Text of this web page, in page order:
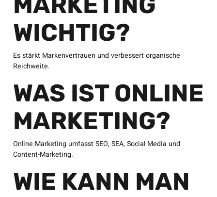
WICHTIG?
Es stärkt Markenvertrauen und verbessert organische
Reichweite.
WAS IST ONLINE
MARKETING?
Online Marketing umfasst SEO, SEA, Social Media und
Content-Marketing.
WIE KANN MAN